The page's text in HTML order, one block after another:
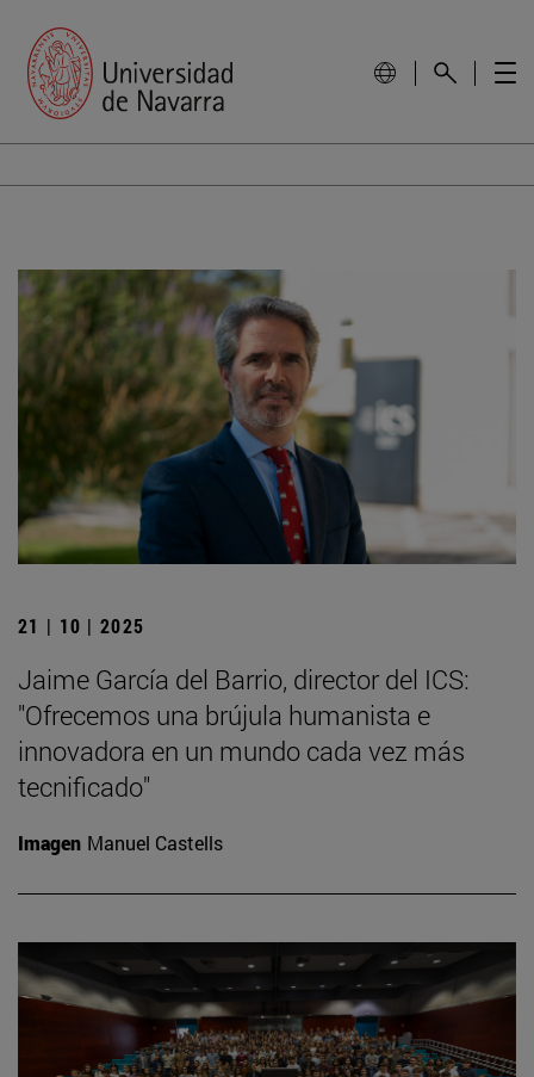
21 | 10 | 2025
Jaime García del Barrio, director del ICS:
"Ofrecemos una brújula humanista e
innovadora en un mundo cada vez más
tecnificado"
Imagen Manuel Castells